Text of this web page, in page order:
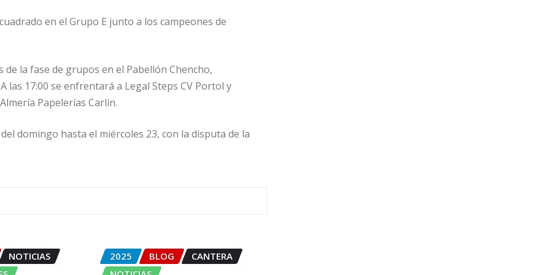
en el Grupo E junto a los campeones de
la fase de grupos en el Pabellón Chencho,
las 17:00 se enfrentará a Legal Steps CV Portol y
Papelerías Carlín.
domingo hasta el miércoles 23, con la disputa de la
NOTICIAS
2025 BLOG
CANTERA